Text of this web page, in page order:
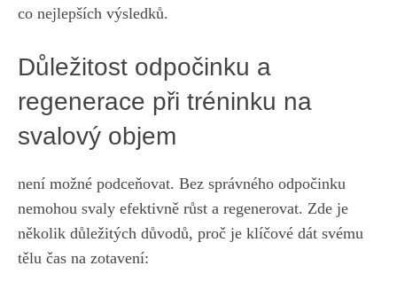
co nejlepších výsledků.
Důležitost odpočinku a
regenerace při tréninku na
svalový objem
není možné podceňovat. Bez správného odpočinku
nemohou svaly efektivně růst a regenerovat. Zde je
několik důležitých důvodů, proč je klíčové dát svému
tělu čas na zotavení: